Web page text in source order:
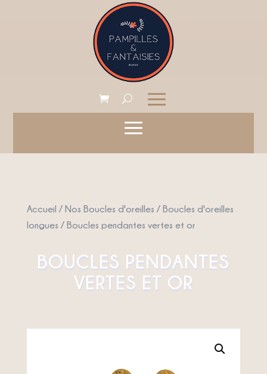
Accueil / Nos Boucles d'oreilles / Boucles d'oreilles
longues / Boucles pendantes vertes et or
BOUCLES PENDANTES
VERTES ET OR